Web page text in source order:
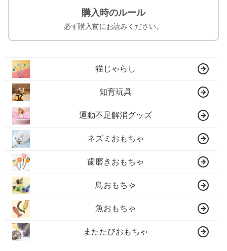
購入時のルール
必ず購入前にお読みください。
猫じゃらし
知育玩具
運動不足解消グッズ
ネズミおもちゃ
歯磨きおもちゃ
鳥おもちゃ
魚おもちゃ
またたびおもちゃ